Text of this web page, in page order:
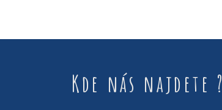
Kde nás najdete ?